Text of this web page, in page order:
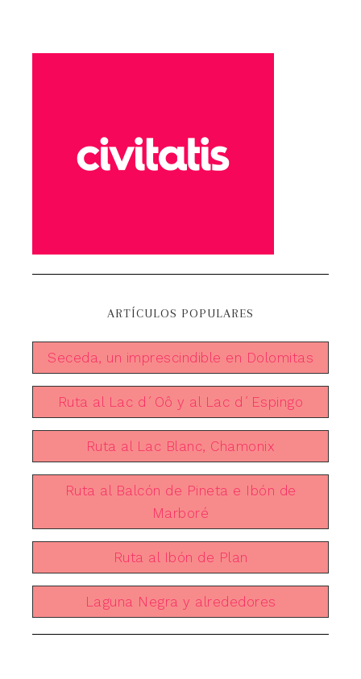
ARTÍCULOS POPULARES
Seceda, un imprescindible en Dolomitas
Ruta al Lac d´Oô y al Lac d´Espingo
Ruta al Lac Blanc, Chamonix
Ruta al Balcón de Pineta e Ibón de
Marboré
Ruta al Ibón de Plan
Laguna Negra y alrededores